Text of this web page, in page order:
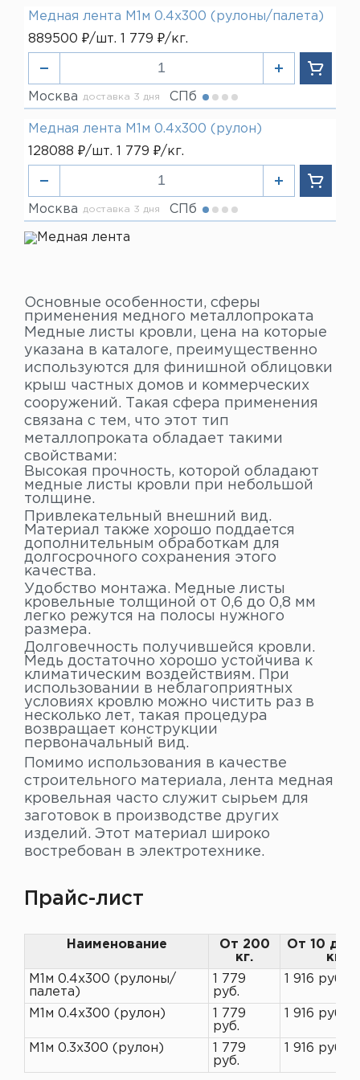
Медная лента М1м 0.4х300 (рулоны/палета)
889500 ₽/шт. 1 779 ₽/кг.
Москва доставка 3 дня СПб
Медная лента М1м 0.4х300 (рулон)
128088 ₽/шт. 1 779 ₽/кг.
Москва доставка 3 дня СПб
Основные особенности, сферы
применения медного металлопроката
Медные листы кровли, цена на которые
указана в каталоге, преимущественно
используются для финишной облицовки
крыш частных домов и коммерческих
сооружений. Такая сфера применения
связана с тем, что этот тип
металлопроката обладает такими
свойствами:
Высокая прочность, которой обладают
медные листы кровли при небольшой
толщине.
Привлекательный внешний вид.
Материал также хорошо поддается
дополнительным обработкам для
долгосрочного сохранения этого
качества.
Удобство монтажа. Медные листы
кровельные толщиной от 0,6 до 0,8 мм
легко режутся на полосы нужного
размера.
Долговечность получившейся кровли.
Медь достаточно хорошо устойчива к
климатическим воздействиям. При
использовании в неблагоприятных
условиях кровлю можно чистить раз в
несколько лет, такая процедура
возвращает конструкции
первоначальный вид.
Помимо использования в качестве
строительного материала, лента медная
кровельная часто служит сырьем для
заготовок в производстве других
изделий. Этот материал широко
востребован в электротехнике.
Прайс-лист
Наименование
От 200
кг.
От 10 до
кг
М1м 0.4х300 (рулоны/
палета)
1 779
руб.
1 916 руб.
М1м 0.4х300 (рулон)
1 779
руб.
1 916 руб.
М1м 0.3х300 (рулон)
1 779
руб.
1 916 руб.